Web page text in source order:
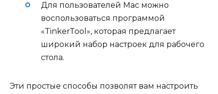
Для пользователей Mac можно
воспользоваться программой
«TinkerTool», которая предлагает
широкий набор настроек для рабочего
стола.
Эти простые способы позволят вам настроить